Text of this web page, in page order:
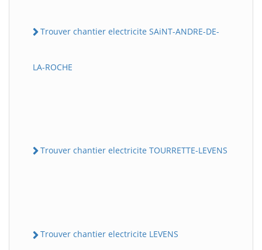
Trouver chantier electricite SAiNT-ANDRE-DE-
LA-ROCHE
Trouver chantier electricite TOURRETTE-LEVENS
Trouver chantier electricite LEVENS